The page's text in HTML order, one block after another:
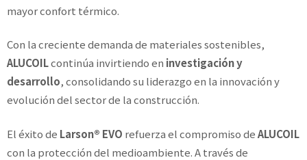
mayor confort térmico.
Con la creciente demanda de materiales sostenibles,
ALUCOILcontinúa invirtiendo en investigación y
desarrollo, consolidando su liderazgo en la innovación y
evolución del sector de la construcción.
El éxito de Larson® EVO refuerza el compromiso deALUCOIL
con la protección del medioambiente. A través de